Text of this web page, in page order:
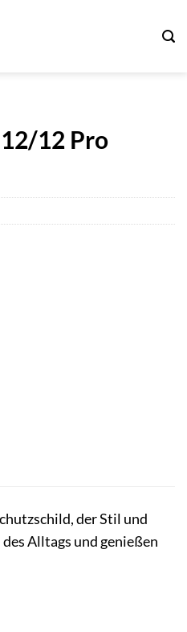
12 Pro
der Stil und
Alltags und genießen